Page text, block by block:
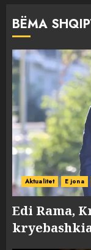
BËMA
Aktualitet E jona
Edi Rama,